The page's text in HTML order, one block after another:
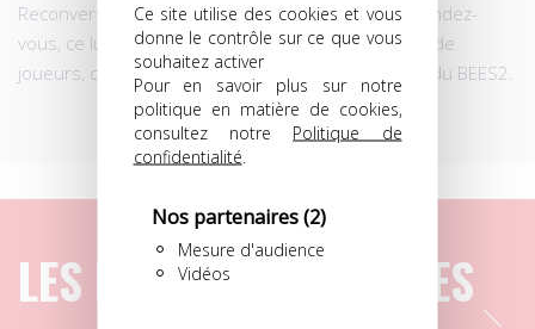
Ce site utilise des cookies et vous
donne le contrôle sur ce que vous
souhaitez activer
Pour en savoir plus sur notre
politique en matière de cookies,
consultez notre Politique de
confidentialité
Nos partenaires(2)
Mesure d'audience
Vidéos
Reconversion, comme c’est la tradition, a donné rendez-
vous, ce lundi au siège de la FFF, à une soixantaine de
joueurs, candidats au Tronc Commun du BEES1 et du BEES2.
LES DERNIERS ARTICLES